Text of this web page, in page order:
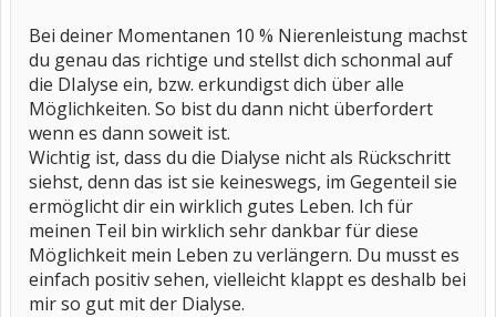
Bei deiner Momentanen 10 % Nierenleistung machst
du genau das richtige und stellst dich schonmal auf
die DIalyse ein, bzw. erkundigst dich über alle
Möglichkeiten. So bist du dann nicht überfordert
wenn es dann soweit ist.
Wichtig ist, dass du die Dialyse nicht als Rückschritt
siehst, denn das ist sie keineswegs, im Gegenteil sie
ermöglicht dir ein wirklich gutes Leben. Ich für
meinen Teil bin wirklich sehr dankbar für diese
Möglichkeit mein Leben zu verlängern. Du musst es
einfach positiv sehen, vielleicht klappt es deshalb bei
mir so gut mit der Dialyse.